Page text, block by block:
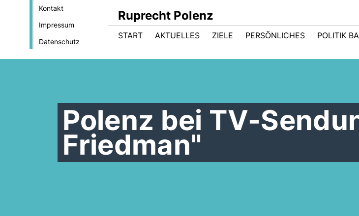
Kontakt
Impressum
Datenschutz
Ruprecht Polenz
START AKTUELLES ZIELE PERSÖNLICHES POLITIK
Polenz bei TV-
Friedman"